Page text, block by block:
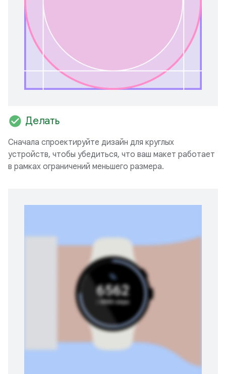
check_circle Делать
Сначала спроектируйте дизайн для круглых
устройств, чтобы убедиться, что ваш макет работает
в рамках ограничений меньшего размера.